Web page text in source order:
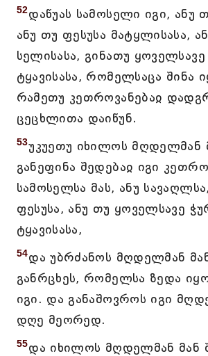
52დაწუას სამოსელი იგი, ანუ
ანუ თუ ფესუსა მატყლისასა,
სელისასა, გინათუ
ტყავისასა, რომელსაცა შინა
რამეთუ კეთროვანებაჲ
ცეცხლითა დაიწუნ.
53უკუეთუ იხილოს მღდელმან
განეფინა შედებაჲ იგი
სამოსელსა მას, ანუ
ფესუსა, ანუ თუ ყოველსავე
ტყავისასა,
54და უბრძანოს მღდელმან
განრცხეს, რომელსა ზედა
იგი. და განაშოვროს იგი
დღე მეორედ.
55და იხილოს მღდელმან მან